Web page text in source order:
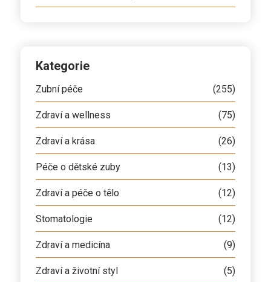
Kategorie
Zubní péče (255)
Zdraví a wellness (75)
Zdraví a krása (26)
Péče o dětské zuby (13)
Zdraví a péče o tělo (12)
Stomatologie (12)
Zdraví a medicína (9)
Zdraví a životní styl (5)